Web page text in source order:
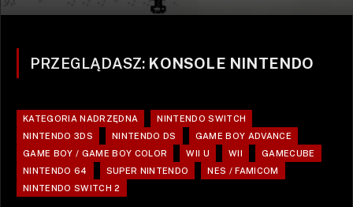
PRZEGLĄDASZ: KONSOLE NINTENDO
KATEGORIA NADRZĘDNA
NINTENDO SWITCH
NINTENDO 3DS
NINTENDO DS
GAME BOY ADVANCE
GAME BOY / GAME BOY COLOR
WII U WII
GAMECUBE
NINTENDO 64
SUPER NINTENDO
NES / FAMICOM
NINTENDO SWITCH 2